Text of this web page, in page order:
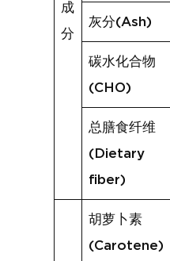
成
分
灰分(Ash)
碳水化合物
(CHO)
总膳食纤维
(Dietary
fiber)
胡萝卜素
(Carotene)